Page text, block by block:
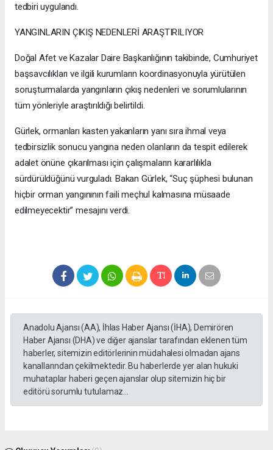
tedbiri uygulandı.
YANGINLARIN ÇIKIŞ NEDENLERİ ARAŞTIRILIYOR
Doğal Afet ve Kazalar Daire Başkanlığının takibinde, Cumhuriyet
başsavcılıkları ve ilgili kurumların koordinasyonuyla yürütülen
soruşturmalarda yangınların çıkış nedenleri ve sorumlularının
tüm yönleriyle araştırıldığı belirtildi.
Gürlek, ormanları kasten yakanların yanı sıra ihmal veya
tedbirsizlik sonucu yangına neden olanların da tespit edilerek
adalet önüne çıkarılması için çalışmaların kararlılıkla
sürdürüldüğünü vurguladı. Bakan Gürlek, “Suç şüphesi bulunan
hiçbir orman yangınının faili meçhul kalmasına müsaade
edilmeyecektir” mesajını verdi.
Anadolu Ajansı (AA), İhlas Haber Ajansı (İHA), Demirören
Haber Ajansı (DHA) ve diğer ajanslar tarafından eklenen tüm
haberler, sitemizin editörlerinin müdahalesi olmadan ajans
kanallarından çekilmektedir. Bu haberlerde yer alan hukuki
muhataplar haberi geçen ajanslar olup sitemizin hiç bir
editörü sorumlu tutulamaz...